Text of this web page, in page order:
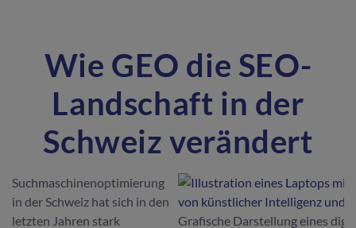
Wie GEO die SEO-
Landschaft in der
Schweiz verändert
Grafische Darstellung eines
Suchmaschinenoptimierung
in der Schweiz hat sich in den
letzten Jahren stark